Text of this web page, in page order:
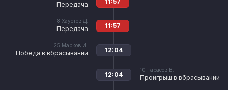
Передача
8 Хаустов Д.
Передача 11:57
25 Марков И.
Победа в вбрасывании 12:04
10 Тарасов В.
Проигрыш в вбрасывании
12:04